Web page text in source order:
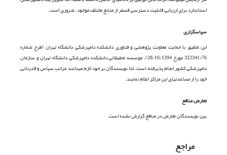
استاندارد برای ارزیابی قابلیت دسترسی فسفر از منابع مختلف موجود، ضروری است.
سپاسگزاری
این تحقیق با حمایت معاونت پژوهشی و فناوری دانشکده دامپزشکی دانشگاه تهران (طرح شماره
322341/76 مورخ 28/10/1394)، موسسه تحقیقاتی دانشکده دامپزشکی دانشگاه تهران و سازمان
دامپزشکی کشور انجام پذیرفته است، لذا نویسندگان بر خود لازم می­دانند مراتب سپاس و قدردانی
خود را از مساعدت­های این مراکز اعلام نمایند.
تعارض منافع
بین نویسندگان تعارض در منافع گزارش نشده است.
مراجع